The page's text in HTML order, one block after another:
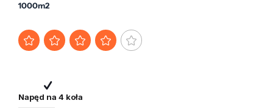
1000m2
Napęd na 4 koła